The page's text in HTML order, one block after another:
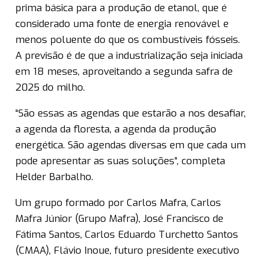
prima básica para a produção de etanol, que é
considerado uma fonte de energia renovável e
menos poluente do que os combustíveis fósseis.
A previsão é de que a industrialização seja iniciada
em 18 meses, aproveitando a segunda safra de
2025 do milho.
“São essas as agendas que estarão a nos desafiar,
a agenda da floresta, a agenda da produção
energética. São agendas diversas em que cada um
pode apresentar as suas soluções”, completa
Helder Barbalho.
Um grupo formado por Carlos Mafra, Carlos
Mafra Júnior (Grupo Mafra), José Francisco de
Fátima Santos, Carlos Eduardo Turchetto Santos
(CMAA), Flávio Inoue, futuro presidente executivo